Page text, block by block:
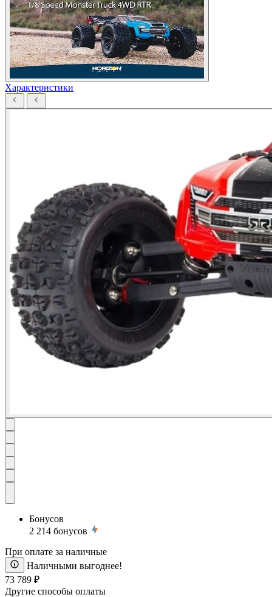
Характеристики
Бонусов
2 214 бонусов
При оплате за наличные
Наличными выгоднее!
73 789 ₽
Другие способы оплаты